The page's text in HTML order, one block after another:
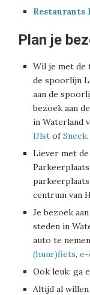
Restaurants
Plan je
Wil je met de
de spoorlijn
aan de
bezoek aan
in Waterland
IJlst ofSneek.
Liever met
centrum van
Je bezoek
steden in
auto te
(huur)fiets,
Ook leuk: ga
Altijd al